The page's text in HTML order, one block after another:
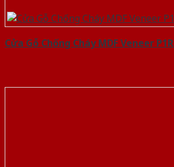
Cửa Gỗ Chống Cháy MDF Veneer